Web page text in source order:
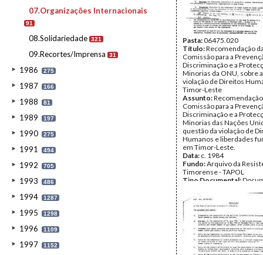
07.Organizações Internacionais
91
08.Solidariedade 321
09.Recortes/Imprensa 31
1986 275
1987 166
1988 81
1989 197
1990 275
1991 494
1992 705
1993 486
1994 1287
1995 1298
1996 1109
1997 1152
Pasta:06475.020
Título:Recomendação
Comissão para a
Discriminação e a
Minorias da ONU, sobre
violação de Direitos
Timor-Leste
Assunto:Recomendação
Comissão para a
Discriminação e a
Minorias das Nações
questão da violação de
Humanos e liberdades
em Timor-Leste.
Data: c. 1984
Fundo:Arquivo da
Timorense - TAPOL
Tipo Documental: